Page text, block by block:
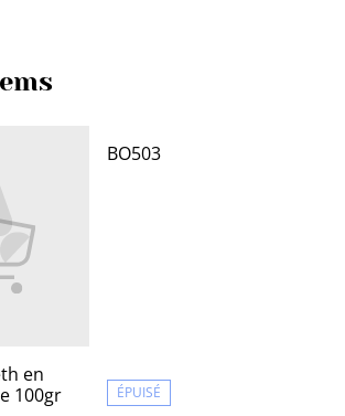
en
100gr
BO503
ÉPUISÉ